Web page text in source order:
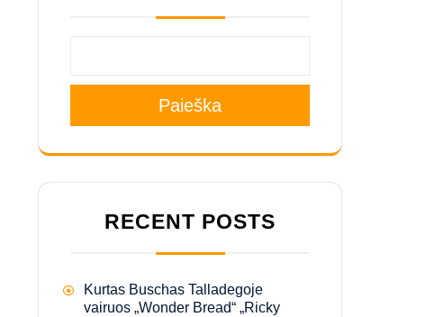
Paieška
RECENT POSTS
Kurtas Buschas Talladegoje
vairuos „Wonder Bread“ „Ricky